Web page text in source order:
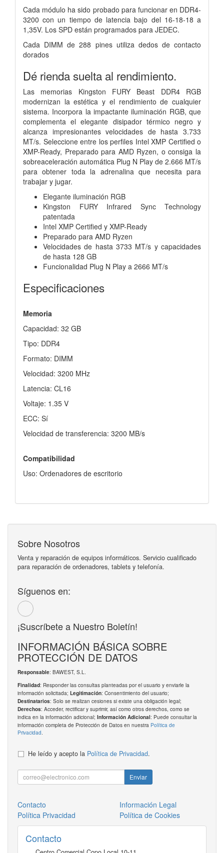
Cada módulo ha sido probado para funcionar en DDR4-
3200 con un tiempo de latencia bajo del 16-18-18 a
1,35V. Los SPD están programados para JEDEC.
Cada DIMM de 288 pines utiliza dedos de contacto
dorados
Dé rienda suelta al rendimiento.
Las memorias Kingston FURY Beast DDR4 RGB
modernizan la estética y el rendimiento de cualquier
sistema. Incorpora la impactante iluminación RGB, que
complementa el elegante disipador térmico negro y
alcanza impresionantes velocidades de hasta 3.733
MT/s. Seleccione entre los perfiles Intel XMP Certified o
XMP-Ready, Preparado para AMD Ryzen, o consiga la
sobreaceleración automática Plug N Play de 2.666 MT/s
para obtener toda la adrenalina que necesita para
trabajar y jugar.
Elegante iluminación RGB
Kingston FURY Infrared Sync Technology
patentada
Intel XMP Certified y XMP-Ready
Preparado para AMD Ryzen
Velocidades de hasta 3733 MT/s y capacidades
de hasta 128 GB
Funcionalidad Plug N Play a 2666 MT/s
Especificaciones
Memoria
Capacidad: 32 GB
Tipo: DDR4
Formato: DIMM
Velocidad: 3200 MHz
Latencia: CL16
Voltaje: 1.35 V
ECC: Sí
Velocidad de transferencia: 3200 MB/s
Compatibilidad
Uso: Ordenadores de escritorio
Sobre Nosotros
Venta y reparación de equipos informáticos. Servicio cualificado
para reparación de ordenadores, tablets y telefonía.
Síguenos en:
¡Suscríbete a Nuestro Boletín!
INFORMACIÓN BÁSICA SOBRE
PROTECCIÓN DE DATOS
Responsable: BAWEST, S.L.
Finalidad: Responder las consultas planteadas por el usuario y enviarle la
información solicitada; Legitimación: Consentimiento del usuario;
Destinatarios: Solo se realizan cesiones si existe una obligación legal;
Derechos: Acceder, rectificar y suprimir, así como otros derechos, como se
indica en la información adicional; Información Adicional: Puede consultar la
información completa de Protección de Datos en nuestra Política de
Privacidad
He leído y acepto la Política de Privacidad.
Enviar
Contacto
Información Legal
Política Privacidad
Política de Cookies
Contacto